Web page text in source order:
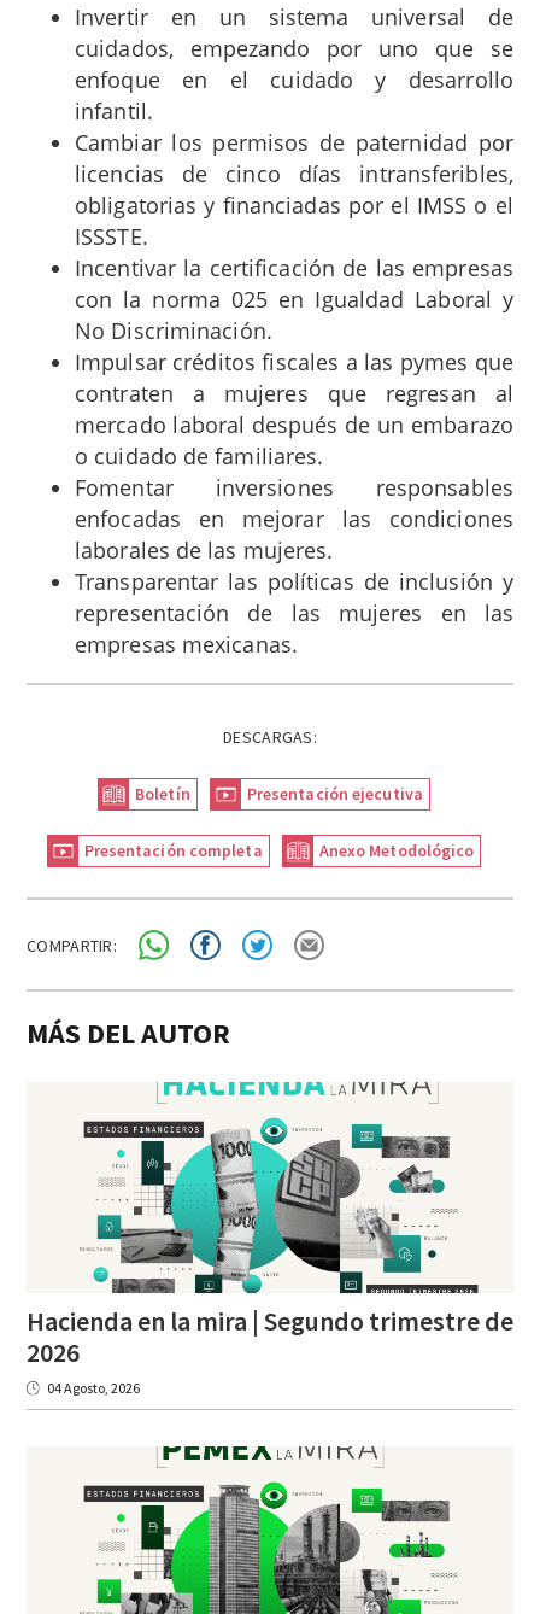
Invertir en un sistema universal de
cuidados, empezando por uno que se
enfoque en el cuidado y desarrollo
infantil.
Cambiar los permisos de paternidad por
licencias de cinco días intransferibles,
obligatorias y financiadas por el IMSS o el
ISSSTE.
Incentivar la certificación de las empresas
con la norma 025 en Igualdad Laboral y
No Discriminación.
Impulsar créditos fiscales a las pymes que
contraten a mujeres que regresan al
mercado laboral después de un embarazo
o cuidado de familiares.
Fomentar inversiones responsables
enfocadas en mejorar las condiciones
laborales de las mujeres.
Transparentar las políticas de inclusión y
representación de las mujeres en las
empresas mexicanas.
DESCARGAS:
Boletín Presentación ejecutiva
Presentación completa Anexo Metodológico
COMPARTIR:
MÁS DEL AUTOR
Hacienda en la mira | Segundo trimestre de
2026
04 Agosto, 2026